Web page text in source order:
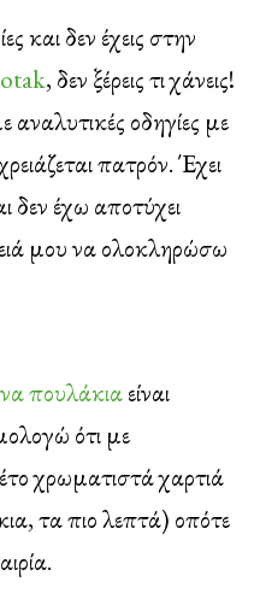
και δεν έχεις στην
, δεν ξέρεις τι χάνεις!
οδηγίες με
πατρόν. Έχει
δεν έχω αποτύχει
μου να ολοκληρώσω
πουλάκιαείναι
ότι με
χρωματιστά χαρτιά
τα πιο λεπτά) οπότε